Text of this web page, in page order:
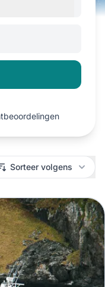
Sorteer volgens